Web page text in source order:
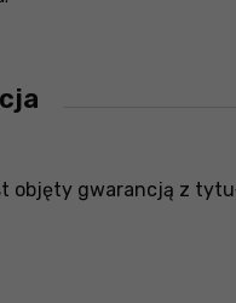
objęty gwarancją z